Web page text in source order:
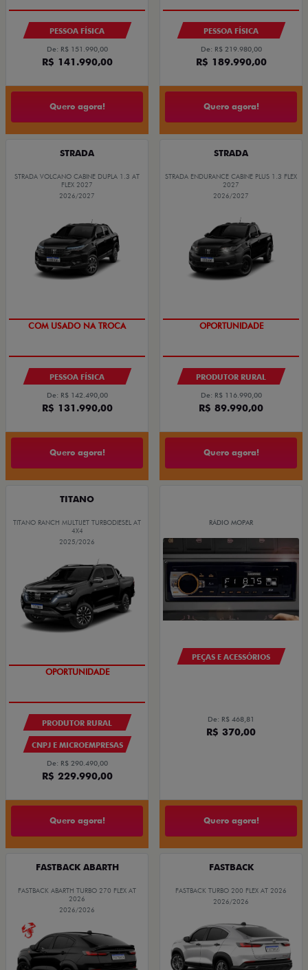
PESSOA FÍSICA
De: R$ 151.990,00
R$ 141.990,00
Quero agora!
PESSOA FÍSICA
De: R$ 219.980,00
R$ 189.990,00
Quero agora!
STRADA
STRADA VOLCANO CABINE DUPLA 1.3 AT
FLEX 2027
2026/2027
COM USADO NA TROCA
PESSOA FÍSICA
De: R$ 142.490,00
R$ 131.990,00
Quero agora!
STRADA
STRADA ENDURANCE CABINE PLUS 1.3 FLEX
2027
2026/2027
TAXA ZERO
PRODUTOR RURAL
De: R$ 116.990,00
R$ 89.990,00
Quero agora!
TITANO
TITANO RANCH MULTIJET TURBODIESEL AT
4X4
2025/2026
OPORTUNIDADE
PRODUTOR RURAL
CNPJ E MICROEMPRESAS
De: R$ 290.490,00
R$ 229.990,00
Quero agora!
RÁDIO MOPAR
PEÇAS E ACESSÓRIOS
De: R$ 468,81
R$ 370,00
Quero agora!
FASTBACK ABARTH
FASTBACK ABARTH TURBO 270 FLEX AT
2026
2026/2026
FASTBACK
FASTBACK TURBO 200 FLEX AT 2026
2026/2026